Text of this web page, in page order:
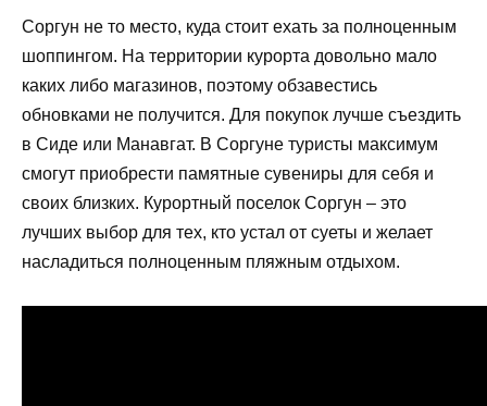
Соргун не то место, куда стоит ехать за полноценным
шоппингом. На территории курорта довольно мало
каких либо магазинов, поэтому обзавестись
обновками не получится. Для покупок лучше съездить
в Сиде или Манавгат. В Соргуне туристы максимум
смогут приобрести памятные сувениры для себя и
своих близких. Курортный поселок Соргун – это
лучших выбор для тех, кто устал от суеты и желает
насладиться полноценным пляжным отдыхом.